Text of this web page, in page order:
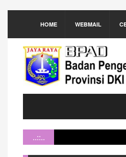
HOME WEBMAIL
..::..